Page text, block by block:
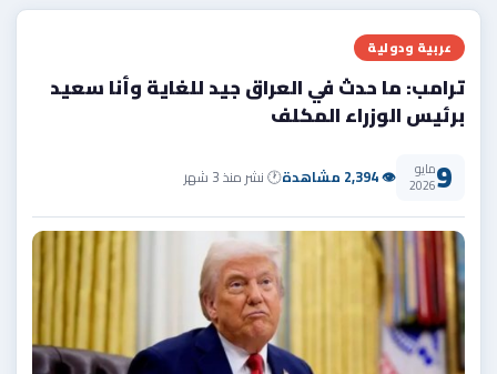
عربية ودولية
ترامب: ما حدث في العراق جيد للغاية وأنا سعيد
برئيس الوزراء المكلف
9مايو
2026 👁 2,394 مشاهدة 🕐 نشر منذ 3 شهر